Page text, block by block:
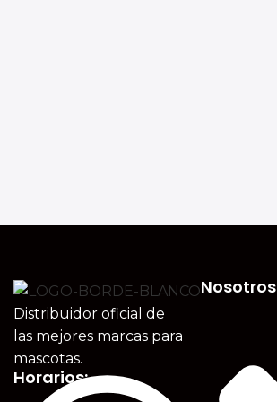
Distribuidor oficial de
las mejores marcas para
mascotas.
Horarios:
Nosotros